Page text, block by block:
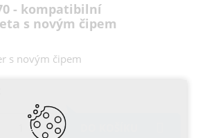
- kompatibilní
s novým čipem
s novým čipem